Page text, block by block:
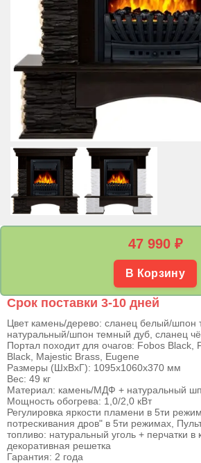
47 990 ₽
В Корзину
Срок поставки 3-10 дней
Цвет камень/дерево: сланец белый/шпон
натуральный/шпон темный дуб, сланец
Портал походит для очагов: Fobos Black,
Black, Majestic Brass, Eugene
Размеры (ШхВхГ): 1095х1060х370 мм
Вес: 49 кг
Материал: камень/МДФ + натуральный
Мощность обогрева: 1,0/2,0 кВт
Регулировка яркости пламени в 5ти
потрескивания дров" в 5ти режимах,
топливо: натуральный уголь + перчатки в
декоративная решетка
Гарантия: 2 года